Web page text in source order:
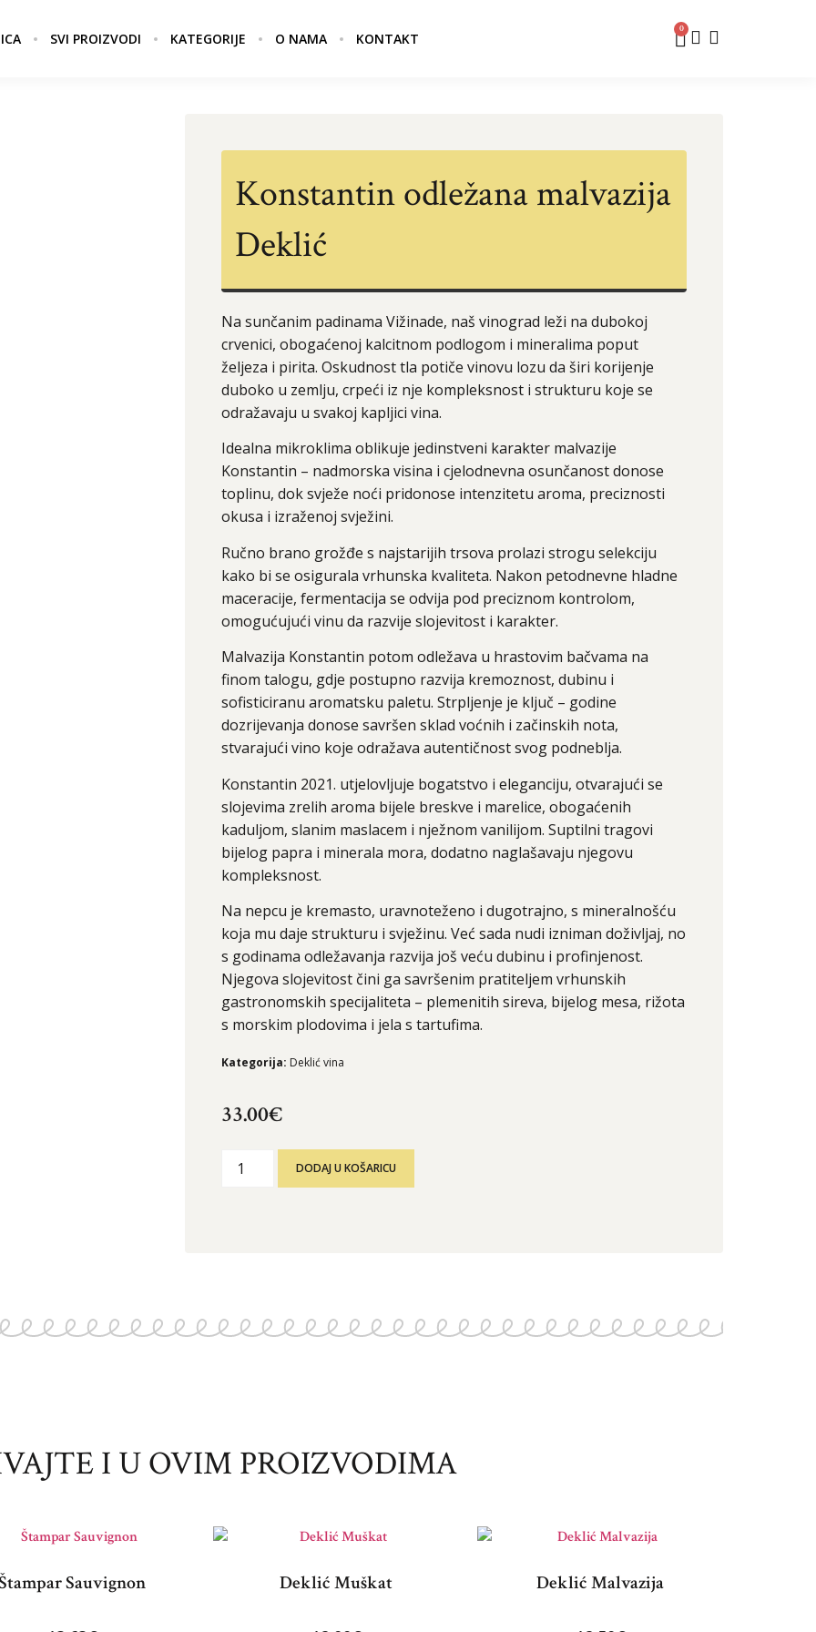
SVI PROIZVODI KATEGORIJE O NAMA KONTAKT
0
Konstantin odležana malvazija
Deklić
Na sunčanim padinama Vižinade, naš vinograd leži na dubokoj
crvenici, obogaćenoj kalcitnom podlogom i mineralima poput
željeza i pirita. Oskudnost tla potiče vinovu lozu da širi korijenje
duboko u zemlju, crpeći iz nje kompleksnost i strukturu koje se
odražavaju u svakoj kapljici vina.
Idealna mikroklima oblikuje jedinstveni karakter malvazije
Konstantin – nadmorska visina i cjelodnevna osunčanost donose
toplinu, dok svježe noći pridonose intenzitetu aroma, preciznosti
okusa i izraženoj svježini.
Ručno brano grožđe s najstarijih trsova prolazi strogu selekciju
kako bi se osigurala vrhunska kvaliteta. Nakon petodnevne hladne
maceracije, fermentacija se odvija pod preciznom kontrolom,
omogućujući vinu da razvije slojevitost i karakter.
Malvazija Konstantin potom odležava u hrastovim bačvama na
finom talogu, gdje postupno razvija kremoznost, dubinu i
sofisticiranu aromatsku paletu. Strpljenje je ključ – godine
dozrijevanja donose savršen sklad voćnih i začinskih nota,
stvarajući vino koje odražava autentičnost svog podneblja.
Konstantin 2021. utjelovljuje bogatstvo i eleganciju, otvarajući se
slojevima zrelih aroma bijele breskve i marelice, obogaćenih
kaduljom, slanim maslacem i nježnom vanilijom. Suptilni tragovi
bijelog papra i minerala mora, dodatno naglašavaju njegovu
kompleksnost.
Na nepcu je kremasto, uravnoteženo i dugotrajno, s mineralnošću
koja mu daje strukturu i svježinu. Već sada nudi izniman doživljaj, no
s godinama odležavanja razvija još veću dubinu i profinjenost.
Njegova slojevitost čini ga savršenim pratiteljem vrhunskih
gastronomskih specijaliteta – plemenitih sireva, bijelog mesa, rižota
s morskim plodovima i jela s tartufima.
Kategorija: Deklić vina
33.00€
DODAJ U KOŠARICU
I U OVIM PROIZVODIMA
Sauvignon Deklić Muškat Deklić Malvazija